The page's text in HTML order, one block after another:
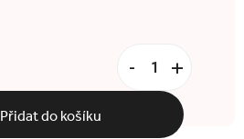
Přidat do košíku